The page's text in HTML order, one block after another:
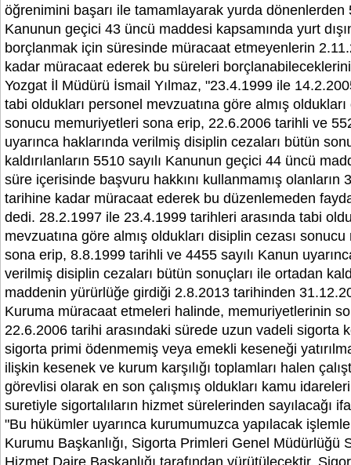
öğrenimini başarı ile tamamlayarak yurda dönenlerden
Kanunun geçici 43 üncü maddesi kapsamında yurt
borçlanmak için süresinde müracaat etmeyenlerin
kadar müracaat ederek bu süreleri
Yozgat İl Müdürü İsmail Yılmaz, "23.4.1999 ile
tabi oldukları personel mevzuatına göre almış
sonucu memuriyetleri sona erip, 22.6.2006 tarihli ve
uyarınca haklarında verilmiş disiplin cezaları bütün
kaldırılanların 5510 sayılı Kanunun geçici 44 üncü
süre içerisinde başvuru hakkını kullanmamış olanların
tarihine kadar müracaat ederek bu düzenlemeden
dedi. 28.2.1997 ile 23.4.1999 tarihleri arasında tabi
mevzuatına göre almış oldukları disiplin cezası
sona erip, 8.8.1999 tarihli ve 4455 sayılı Kanun
verilmiş disiplin cezaları bütün sonuçları ile ortadan
maddenin yürürlüğe girdiği 2.8.2013 tarihinden
Kuruma müracaat etmeleri halinde, memuriyetlerinin
22.6.2006 tarihi arasındaki sürede uzun vadeli sigorta
sigorta primi ödenmemiş veya emekli keseneği
ilişkin kesenek ve kurum karşılığı toplamları halen
görevlisi olarak en son çalışmış oldukları kamu
suretiyle sigortalıların hizmet sürelerinden sayılacağı
"Bu hükümler uyarınca kurumumuzca yapılacak
Kurumu Başkanlığı, Sigorta Primleri Genel Müdürlüğü
Hizmet Daire Başkanlığı tarafından yürütülecektir.